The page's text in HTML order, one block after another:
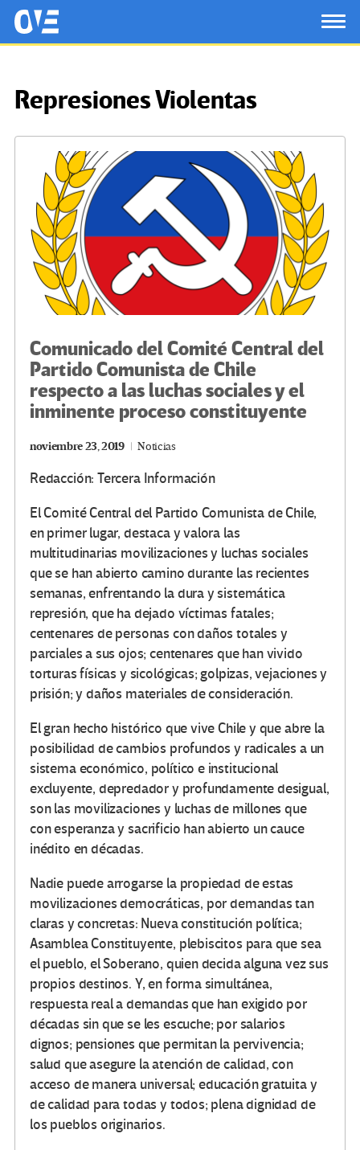
Saltar al contenido principal
OtrasVocesenEducacion.org
Represiones Violentas
Comunicado del Comité Central del
Partido Comunista de Chile
respecto a las luchas sociales y el
inminente proceso constituyente
noviembre 23, 2019 Noticias
Redacción: Tercera Información
El Comité Central del Partido Comunista de Chile,
en primer lugar, destaca y valora las
multitudinarias movilizaciones y luchas sociales
que se han abierto camino durante las recientes
semanas, enfrentando la dura y sistemática
represión, que ha dejado víctimas fatales;
centenares de personas con daños totales y
parciales a sus ojos; centenares que han vivido
torturas físicas y sicológicas; golpizas, vejaciones y
prisión; y daños materiales de consideración.
El gran hecho histórico que vive Chile y que abre la
posibilidad de cambios profundos y radicales a un
sistema económico, político e institucional
excluyente, depredador y profundamente desigual,
son las movilizaciones y luchas de millones que
con esperanza y sacrificio han abierto un cauce
inédito en décadas.
Nadie puede arrogarse la propiedad de estas
movilizaciones democráticas, por demandas tan
claras y concretas: Nueva constitución política;
Asamblea Constituyente, plebiscitos para que sea
el pueblo, el Soberano, quien decida alguna vez sus
propios destinos. Y, en forma simultánea,
respuesta real a demandas que han exigido por
décadas sin que se les escuche; por salarios
dignos; pensiones que permitan la pervivencia;
salud que asegure la atención de calidad, con
acceso de manera universal; educación gratuita y
de calidad para todas y todos; plena dignidad de
los pueblos originarios.